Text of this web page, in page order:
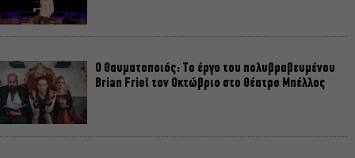
Ο Θαυματοποιός: Το έργο του πολυβραβευμένου
Brian Friel τον Οκτώβριο στο Θέατρο Μπέλλος